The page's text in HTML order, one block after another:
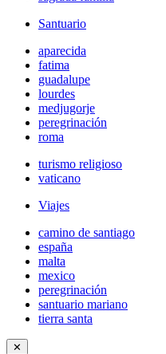
Santuario
aparecida
fatima
guadalupe
lourdes
medjugorje
peregrinación
roma
turismo religioso
vaticano
Viajes
camino de santiago
españa
malta
mexico
peregrinación
santuario mariano
tierra santa
✕